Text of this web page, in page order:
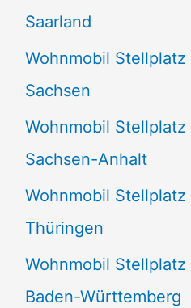
Saarland
Wohnmobil Stellplatz
Sachsen
Wohnmobil Stellplatz
Sachsen-Anhalt
Wohnmobil Stellplatz
Thüringen
Wohnmobil
Baden-Württemberg